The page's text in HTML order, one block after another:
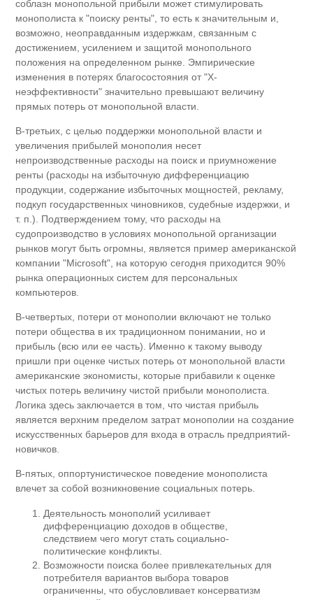
соблазн монопольной прибыли может стимулировать
монополиста к "поиску ренты", то есть к значительным и,
возможно, неоправданным издержкам, связанным с
достижением, усилением и защитой монопольного
положения на определенном рынке. Эмпирические
изменения в потерях благосостояния от "Х-
неэффективности" значительно превышают величину
прямых потерь от монопольной власти.
В-третьих, с целью поддержки монопольной власти и
увеличения прибылей монополия несет
непроизводственные расходы на поиск и приумножение
ренты (расходы на избыточную дифференциацию
продукции, содержание избыточных мощностей, рекламу,
подкуп государственных чиновников, судебные издержки, и
т. п.). Подтверждением тому, что расходы на
судопроизводство в условиях монопольной организации
рынков могут быть огромны, является пример американской
компании "Microsoft", на которую сегодня приходится 90%
рынка операционных систем для персональных
компьютеров.
В-четвертых, потери от монополии включают не только
потери общества в их традиционном понимании, но и
прибыль (всю или ее часть). Именно к такому выводу
пришли при оценке чистых потерь от монопольной власти
американские экономисты, которые прибавили к оценке
чистых потерь величину чистой прибыли монополиста.
Логика здесь заключается в том, что чистая прибыль
является верхним пределом затрат монополии на создание
искусственных барьеров для входа в отрасль предприятий-
новичков.
В-пятых, оппортунистическое поведение монополиста
влечет за собой возникновение социальных потерь.
Деятельность монополий усиливает
дифференциацию доходов в обществе,
следствием чего могут стать социально-
политические конфликты.
Возможности поиска более привлекательных для
потребителя вариантов выбора товаров
ограниченны, что обусловливает консерватизм